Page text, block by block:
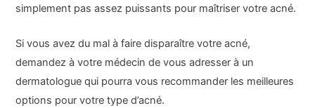
simplement pas assez puissants pour maîtriser votre acné.
Si vous avez du mal à faire disparaître votre acné,
demandez à votre médecin de vous adresser à un
dermatologue qui pourra vous recommander les meilleures
options pour votre type d’acné.